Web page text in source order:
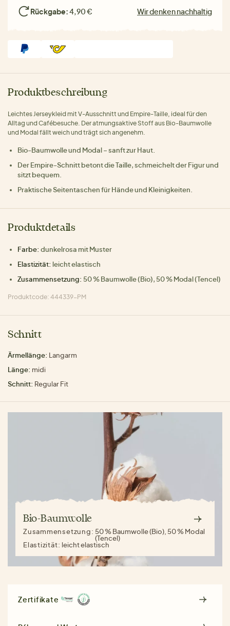
Rückgabe:4,90 € Wir denken nachhaltig
Produktbeschreibung
Leichtes Jerseykleid mit V-Ausschnitt und Empire-Taille, ideal für den
Alltag und Cafébesuche. Der atmungsaktive Stoff aus Bio-Baumwolle
und Modal fällt weich und trägt sich angenehm.
Bio-Baumwolle und Modal – sanft zur Haut.
Der Empire-Schnitt betont die Taille, schmeichelt der Figur und
sitzt bequem.
Praktische Seitentaschen für Hände und Kleinigkeiten.
Produktdetails
Farbe: dunkelrosa mit Muster
Elastizität: leicht elastisch
Zusammensetzung: 50 % Baumwolle (Bio), 50 % Modal (Tencel)
Produktcode: 444339-PM
Schnitt
Ärmellänge: Langarm
Länge: midi
Schnitt: Regular Fit
Bio-Baumwolle
Zusammensetzung: 50 % Baumwolle (Bio), 50 % Modal
(Tencel)
Elastizität: leicht elastisch
Zertifikate